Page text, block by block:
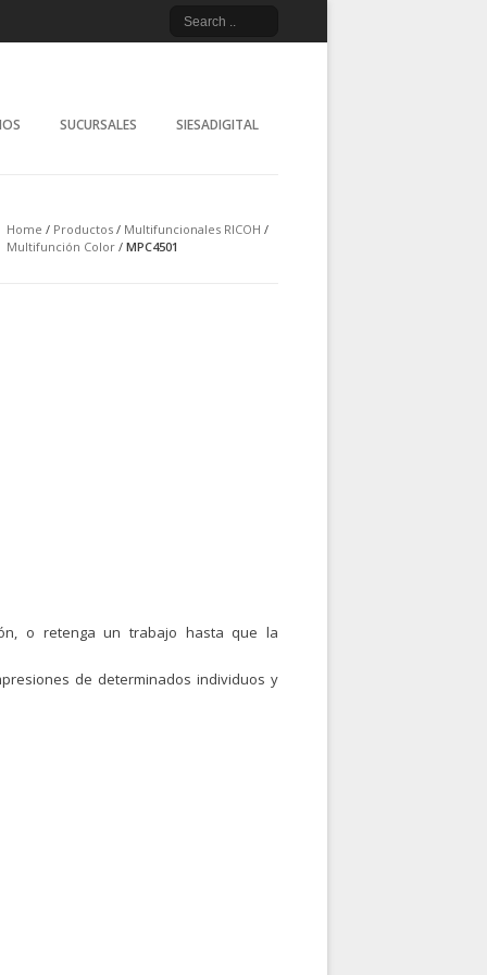
SUCURSALES SIESADIGITAL
Home / Productos / Multifuncionales RICOH /
Multifunción Color / MPC4501
o retenga un trabajo hasta que la
de determinados individuos y